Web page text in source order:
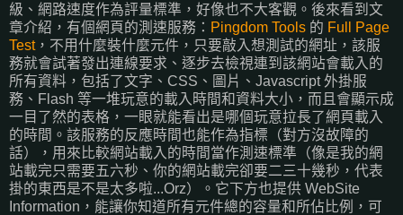
級、網路速度作為評量標準，好像也不大客觀。後來看到文
章介紹，有個網頁的測速服務： Pingdom Tools 的 Full Page
Test，不用什麼裝什麼元件，只要敲入想測試的網址，該服
務就會試著發出連線要求、逐步去檢視連到該網站會載入的
所有資料，包括了文字、CSS、圖片、Javascript 外掛服
務、Flash 等一堆玩意的載入時間和資料大小，而且會顯示成
一目了然的表格，一眼就能看出是哪個玩意拉長了網頁載入
的時間。該服務的反應時間也能作為指標（對方沒故障的
話），用來比較網站載入的時間當作測速標準（像是我的網
站載完只需要五六秒、你的網站載完卻要二三十幾秒，代表
掛的東西是不是太多啦...Orz）。它下方也提供 WebSite
Information，能讓你知道所有元件總的容量和所佔比例，可